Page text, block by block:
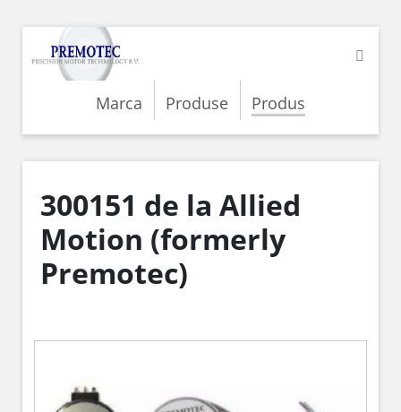
Marca Produse Produs
300151 de la Allied
Motion (formerly
Premotec)